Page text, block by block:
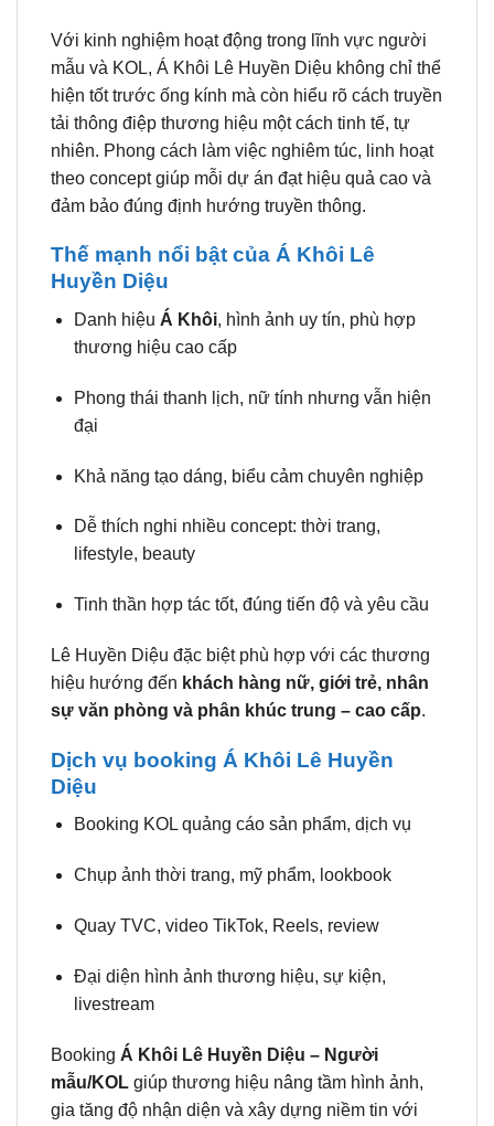
Với kinh nghiệm hoạt động trong lĩnh vực người
mẫu và KOL, Á Khôi Lê Huyền Diệu không chỉ thể
hiện tốt trước ống kính mà còn hiểu rõ cách truyền
tải thông điệp thương hiệu một cách tinh tế, tự
nhiên. Phong cách làm việc nghiêm túc, linh hoạt
theo concept giúp mỗi dự án đạt hiệu quả cao và
đảm bảo đúng định hướng truyền thông.
Thế mạnh nổi bật của Á Khôi Lê
Huyền Diệu
Danh hiệu Á Khôi, hình ảnh uy tín, phù hợp
thương hiệu cao cấp
Phong thái thanh lịch, nữ tính nhưng vẫn hiện
đại
Khả năng tạo dáng, biểu cảm chuyên nghiệp
Dễ thích nghi nhiều concept: thời trang,
lifestyle, beauty
Tinh thần hợp tác tốt, đúng tiến độ và yêu cầu
Lê Huyền Diệu đặc biệt phù hợp với các thương
hiệu hướng đến khách hàng nữ, giới trẻ, nhân
sự văn phòng và phân khúc trung – cao cấp.
Dịch vụ booking Á Khôi Lê Huyền
Diệu
Booking KOL quảng cáo sản phẩm, dịch vụ
Chụp ảnh thời trang, mỹ phẩm, lookbook
Quay TVC, video TikTok, Reels, review
Đại diện hình ảnh thương hiệu, sự kiện,
livestream
Booking Á Khôi Lê Huyền Diệu – Người
mẫu/KOL giúp thương hiệu nâng tầm hình ảnh,
gia tăng độ nhận diện và xây dựng niềm tin với